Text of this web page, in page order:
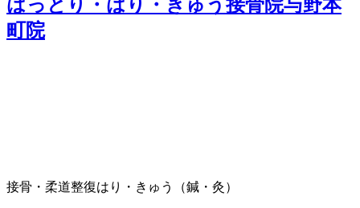
はっとり・はり・きゅう接骨院与野本
町院
接骨・柔道整復はり・きゅう（鍼・灸）